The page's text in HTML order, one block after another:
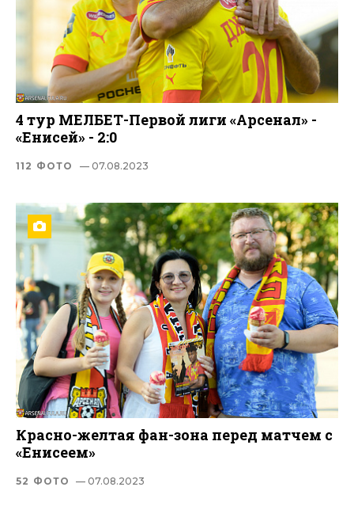
4 тур МЕЛБЕТ-Первой лиги «Арсенал» -
«Енисей» - 2:0
112 ФОТО — 07.08.2023
Красно-желтая фан-зона перед матчем с
«Енисеем»
52 ФОТО — 07.08.2023